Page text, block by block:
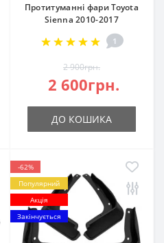
Протитуманні фари Toyota
Sienna 2010-2017
1
2 900грн.
2 600грн.
ДО КОШИКА
-62%
Популярний
Акція
Закінчується